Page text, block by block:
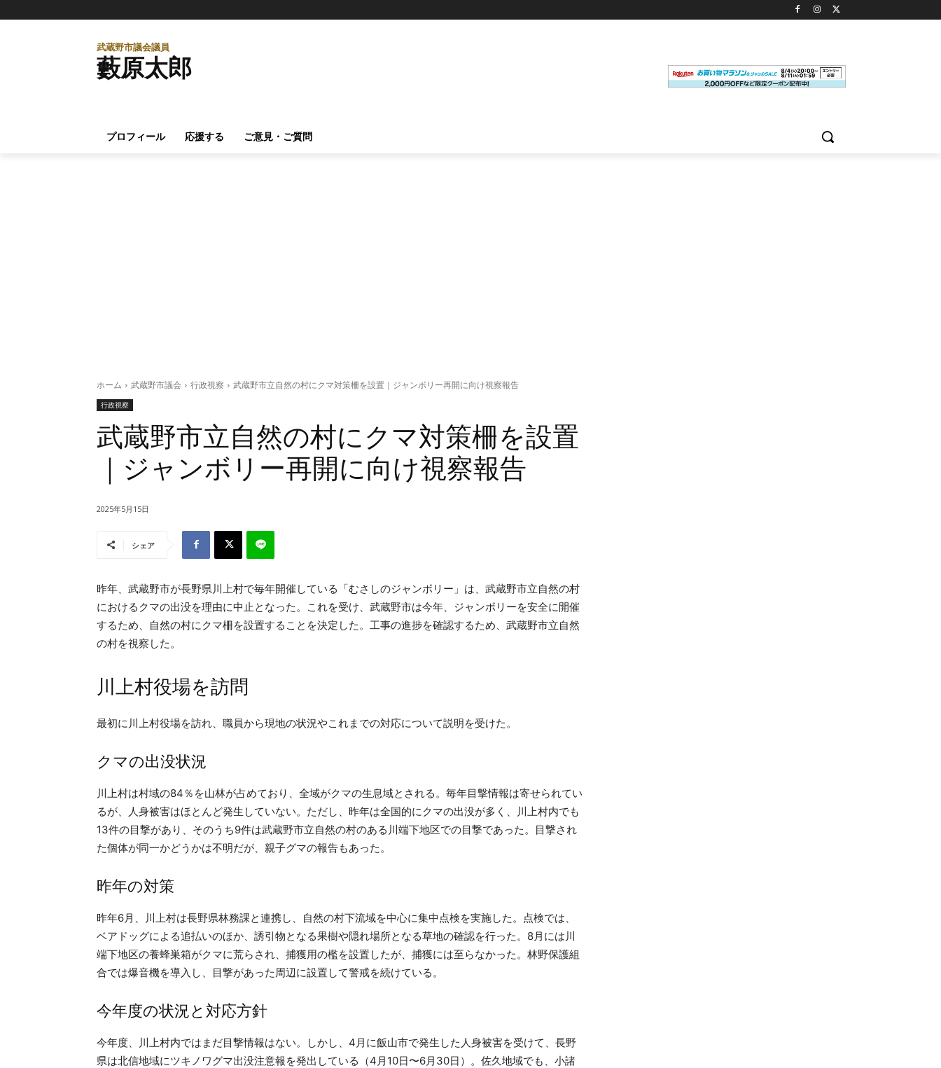
武蔵野市議会議員
藪原太郎
プロフィール 応援する ご意見・ご質問
ホーム 武蔵野市議会 行政視察 武蔵野市立自然の村にクマ対策柵を設置｜ジャンボリー再開に向け視察報告
行政視察
武蔵野市立自然の村にクマ対策柵を設置
｜ジャンボリー再開に向け視察報告
2025年5月15日
シェア
昨年、武蔵野市が長野県川上村で毎年開催している「むさしのジャンボリー」は、武蔵野市立自然の村
におけるクマの出没を理由に中止となった。これを受け、武蔵野市は今年、ジャンボリーを安全に開催
するため、自然の村にクマ柵を設置することを決定した。工事の進捗を確認するため、武蔵野市立自然
の村を視察した。
川上村役場を訪問
最初に川上村役場を訪れ、職員から現地の状況やこれまでの対応について説明を受けた。
クマの出没状況
川上村は村域の84％を山林が占めており、全域がクマの生息域とされる。毎年目撃情報は寄せられてい
るが、人身被害はほとんど発生していない。ただし、昨年は全国的にクマの出没が多く、川上村内でも
13件の目撃があり、そのうち9件は武蔵野市立自然の村のある川端下地区での目撃であった。目撃され
た個体が同一かどうかは不明だが、親子グマの報告もあった。
昨年の対策
昨年6月、川上村は長野県林務課と連携し、自然の村下流域を中心に集中点検を実施した。点検では、
ベアドッグによる追払いのほか、誘引物となる果樹や隠れ場所となる草地の確認を行った。8月には川
端下地区の養蜂巣箱がクマに荒らされ、捕獲用の檻を設置したが、捕獲には至らなかった。林野保護組
合では爆音機を導入し、目撃があった周辺に設置して警戒を続けている。
今年度の状況と対応方針
今年度、川上村内ではまだ目撃情報はない。しかし、4月に飯山市で発生した人身被害を受けて、長野
県は北信地域にツキノワグマ出没注意報を発出している（4月10日〜6月30日）。佐久地域でも、小諸